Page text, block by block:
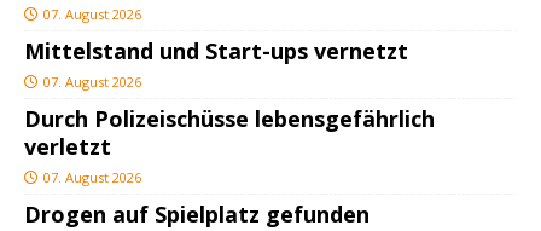
07. August 2026
Mittelstand und Start-ups vernetzt
07. August 2026
Durch Polizeischüsse lebensgefährlich
verletzt
07. August 2026
Drogen auf Spielplatz gefunden